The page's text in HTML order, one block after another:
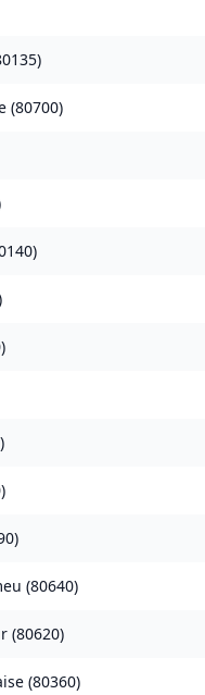
)
(80700)
)
)
)
)
)
(80640)
(80620)
(80360)